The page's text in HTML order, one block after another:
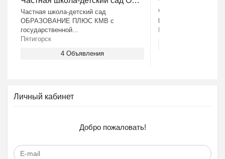
Частная школа-детский сад
ОБРАЗОВАНИЕ ПЛЮС КМВ с
государственной...
Пятигорск
4 Объявления
Частная школа -
Личный кабинет
Добро пожаловать!